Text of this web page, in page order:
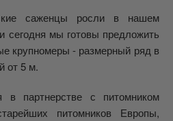
саженцы росли в нашем
сегодня мы готовы предложить
крупномеры - размерный ряд в
от 5 м.
в партнерстве с питомником
питомников Европы,